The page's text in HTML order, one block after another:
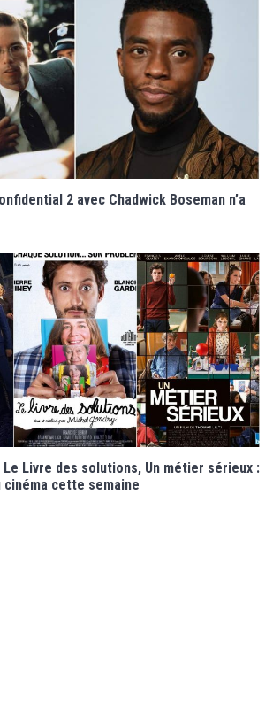
2 avec Chadwick Boseman n’a
Livre des solutions, Un métier sérieux :
cinéma cette semaine